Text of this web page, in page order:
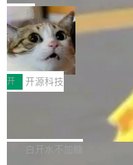
布，具体更新内容包括：
支持 --security superflag（
=...），与 Alpha 版本的格
管理 HTTP 端点进行授权
<span><strong>警告：</
的 admin ...
块钱的玩意儿——一根小竹
系着涂了松香的线。甩起来
——哇”的蝉鸣声。实物越来
把它做成了 Web 玩具，放
c 上，并在 GitHub 开源。
幕画圈，或者直接甩手机。
（圈/秒），声音来自真实
采样，无缝循环。音频解码
成兜底——锯齿波振荡器模
局
30倍效率升级：解锁医学
价值化的真实路径
完成一例腹部CT影像标注
20个小时。他必须在数百张
笔勾画边界，一层一层识别
用东软飞标医学影像标注平
至4小时，效率提升30倍。
的不只是速度，而是把医学
开 开源科技
Apache Dubbo-go
这个版本面向生产环境，重
们彻底收敛了旧配置体系，
白开水不加糖